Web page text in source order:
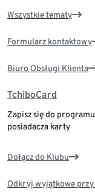
Wszystkie tematy
Formularz kontaktowy
Biuro Obsługi Klienta
TchiboCard
Zapisz się do
posiadacza karty
Dołącz do Klubu
Odkryj wyjątkowe